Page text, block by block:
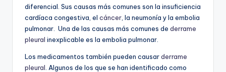
diferencial. Sus causas más comunes son la insuficiencia
cardíaca congestiva, el cáncer , la neumonía y la embolia
pulmonar. Una de las causas más comunes de derrame
pleural inexplicable es la embolia pulmonar.
Los medicamentos también pueden causarderrame
pleural . Algunos de los que se han identificado como